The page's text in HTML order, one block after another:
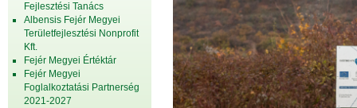
Fejlesztési Tanács
Albensis Fejér Megyei
Területfejlesztési Nonprofit
Kft.
Fejér Megyei Értéktár
Fejér Megyei
Foglalkoztatási Partnerség
2021-2027